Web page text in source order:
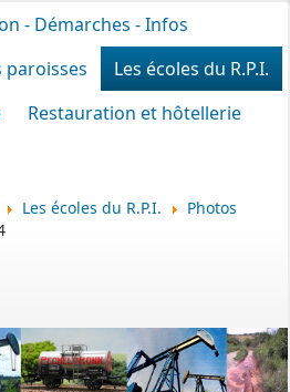
- Démarches - Infos
paroisses
Les écoles du R.P.I.
Restauration et hôtellerie
Les écoles du R.P.I.
Photos